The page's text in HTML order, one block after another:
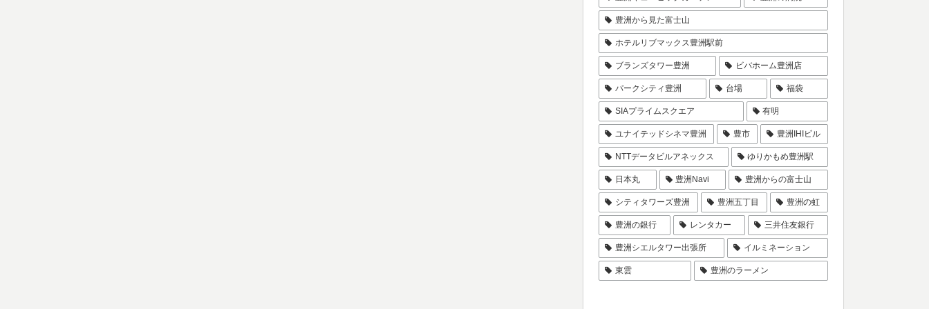
豊洲から見た富士山
ホテルリブマックス豊洲駅前
ブランズタワー豊洲 ビバホーム豊洲店
パークシティ豊洲 台場 福袋
SIAプライムスクエア 有明
ユナイテッドシネマ豊洲 豊市 豊洲IHIビル
NTTデータビルアネックス ゆりかもめ豊洲駅
日本丸 豊洲Navi 豊洲からの富士山
シティタワーズ豊洲 豊洲五丁目 豊洲の虹
豊洲の銀行 レンタカー 三井住友銀行
豊洲シエルタワー出張所 イルミネーション
東雲 豊洲のラーメン